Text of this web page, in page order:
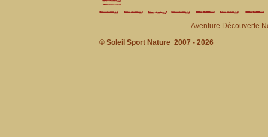
Aventure Découverte
© Soleil Sport Nature 2007 - 2026